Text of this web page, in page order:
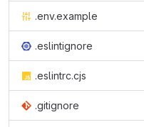
.env.example
.eslintignore
.eslintrc.cjs
.gitignore